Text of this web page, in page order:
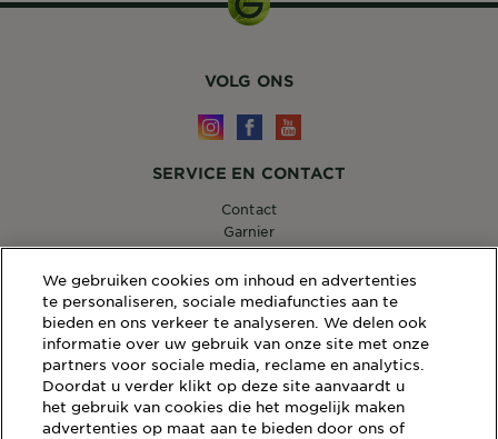
WEBSITE LINKS
Sitemap
Wettelijke Bepalingen
VOLG ONS
SERVICE EN CONTACT
Contact
Garnier
14, RUE ROYALE 75008 PARIS
[email protected]
We gebruiken cookies om inhoud en advertenties
te personaliseren, sociale mediafuncties aan te
bieden en ons verkeer te analyseren. We delen ook
informatie over uw gebruik van onze site met onze
partners voor sociale media, reclame en analytics.
Doordat u verder klikt op deze site aanvaardt u
het gebruik van cookies die het mogelijk maken
advertenties op maat aan te bieden door ons of